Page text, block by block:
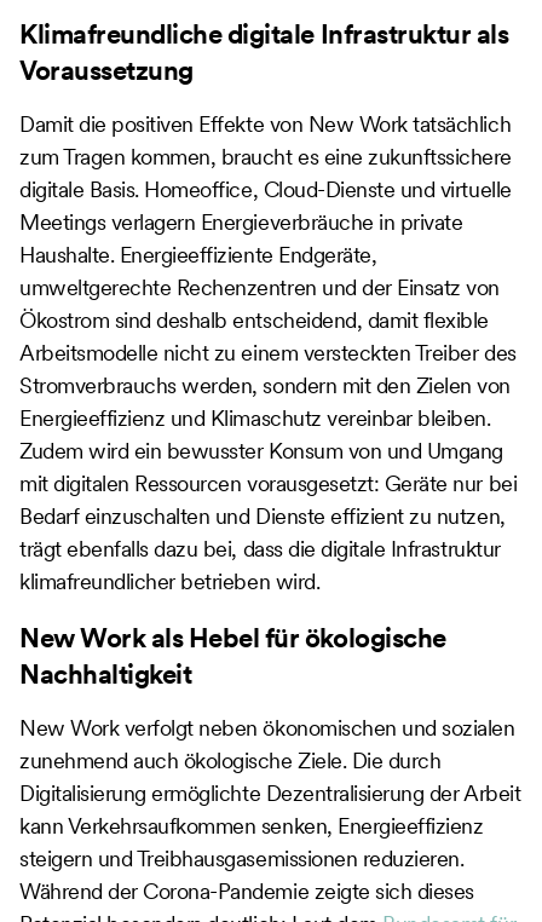
Klimafreundliche digitale Infrastruktur als
Voraussetzung
Damit die positiven Effekte von New Work tatsächlich
zum Tragen kommen, braucht es eine zukunftssichere
digitale Basis. Homeoffice, Cloud-Dienste und virtuelle
Meetings verlagern Energieverbräuche in private
Haushalte. Energieeffiziente Endgeräte,
umweltgerechte Rechenzentren und der Einsatz von
Ökostrom sind deshalb entscheidend, damit flexible
Arbeitsmodelle nicht zu einem versteckten Treiber des
Stromverbrauchs werden, sondern mit den Zielen von
Energieeffizienz und Klimaschutz vereinbar bleiben.
Zudem wird ein bewusster Konsum von und Umgang
mit digitalen Ressourcen vorausgesetzt: Geräte nur bei
Bedarf einzuschalten und Dienste effizient zu nutzen,
trägt ebenfalls dazu bei, dass die digitale Infrastruktur
klimafreundlicher betrieben wird.
New Work als Hebel für ökologische
Nachhaltigkeit
New Work verfolgt neben ökonomischen und sozialen
zunehmend auch ökologische Ziele. Die durch
Digitalisierung ermöglichte Dezentralisierung der Arbeit
kann Verkehrsaufkommen senken, Energieeffizienz
steigern und Treibhausgasemissionen reduzieren.
Während der Corona-Pandemie zeigte sich dieses